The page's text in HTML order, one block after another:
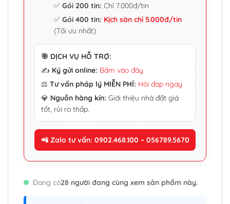
✅Gói 200 tin: Chỉ 7.000đ/tin
✅Gói 400 tin: Kịch sàn chỉ 5.000đ/tin
(Tối ưu nhất)
🎯 DỊCH VỤ HỖ TRỢ:
✍️ Ký gửi online: Bấm vào đây
⚖️ Tư vấn pháp lý MIỄN PHÍ: Hỏi đáp ngay
💎 Nguồn hàng kín: Giới thiệu nhà đất giá
tốt, rủi ro thấp.
📲 Zalo tư vấn: 0902.468.100 – 056789.5670
Đang có28 người đang cùng xem sản phẩm này.